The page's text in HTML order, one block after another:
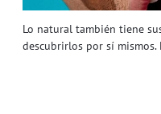
Lo natural también tiene
descubrirlos por sí mismos.